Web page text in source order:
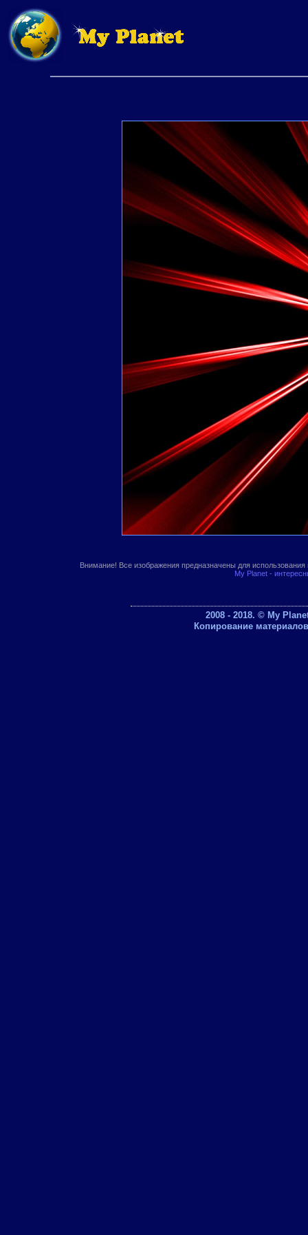
Внимание! Все изображения предназначены для
My Planet -
2008 - 2018. © My
Копирование